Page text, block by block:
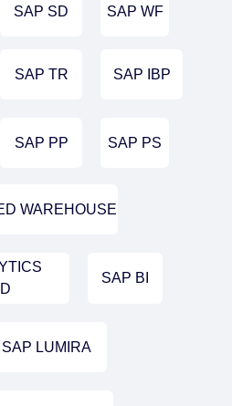
SAP BI
WAREHOUSE
SAP IBP
SAP LUMIRA
SAP PP SAP PS
SAP SD
SAP TR
SAP WF